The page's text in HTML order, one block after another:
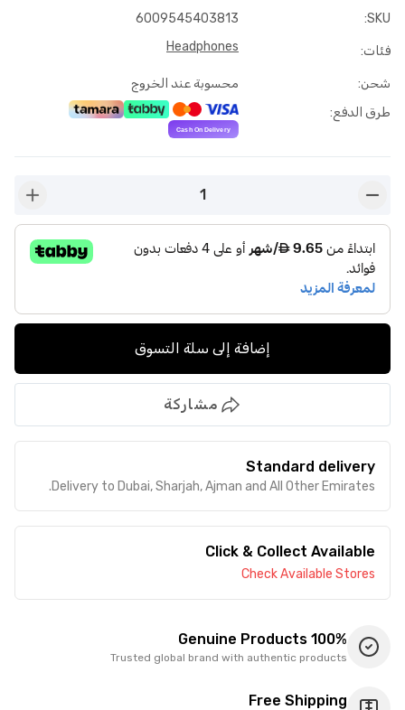
SKU
:
6009545403813
فئات:
Headphones
شحن:
محسوبة عند الخروج
طرق الدفع:
1
plus
إضافة إلى سلة التسوق
مشاركة
Standard delivery
Delivery to Dubai, Sharjah, Ajman and All Other Emirates.
Click & Collect Available
Check Available Stores
100% Genuine Products
Trusted global brand with authentic products
Free Shipping